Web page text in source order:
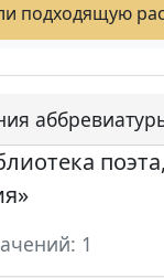
подходящую
1